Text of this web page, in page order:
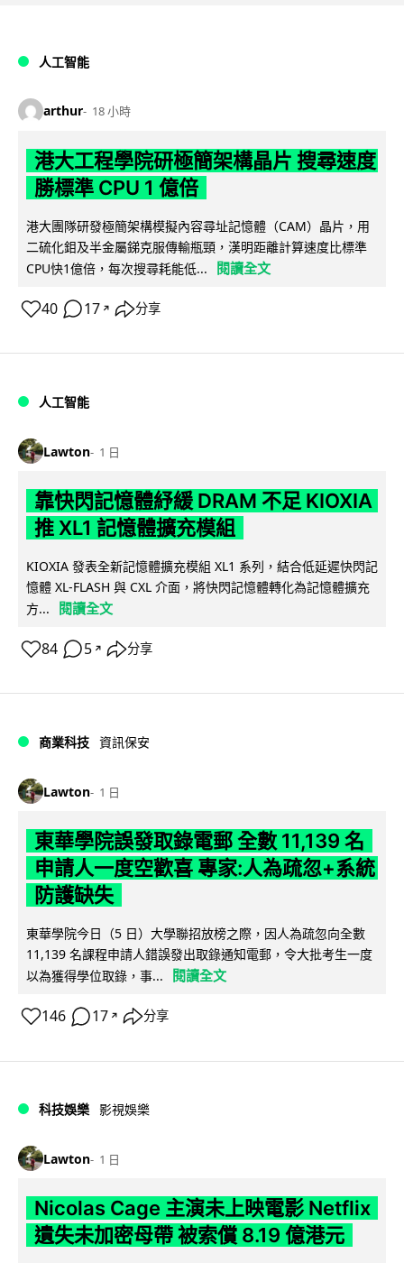
人工智能
arthur 18 小時
港大工程學院研極簡架構晶片 搜尋速度
勝標準 CPU 1 億倍
港大團隊研發極簡架構模擬內容尋址記憶體（CAM）晶片，用
二硫化鉬及半金屬銻克服傳輸瓶頸，漢明距離計算速度比標準
CPU快1億倍，每次搜尋耗能低...
閱讀全文
40 17 ↗ 分享
人工智能
Lawton 1 日
靠快閃記憶體紓緩 DRAM 不足 KIOXIA
推 XL1 記憶體擴充模組
KIOXIA 發表全新記憶體擴充模組 XL1 系列，結合低延遲快閃記
憶體 XL-FLASH 與 CXL 介面，將快閃記憶體轉化為記憶體擴充
方...
閱讀全文
84 5 ↗ 分享
商業科技 資訊保安
Lawton 1 日
東華學院誤發取錄電郵 全數 11,139 名
申請人一度空歡喜 專家:人為疏忽+系統
防護缺失
東華學院今日（5 日）大學聯招放榜之際，因人為疏忽向全數
11,139 名課程申請人錯誤發出取錄通知電郵，令大批考生一度
以為獲得學位取錄，事...
閱讀全文
146 17 ↗ 分享
科技娛樂 影視娛樂
Lawton 1 日
Nicolas Cage 主演未上映電影 Netflix
遺失未加密母帶 被索償 8.19 億港元